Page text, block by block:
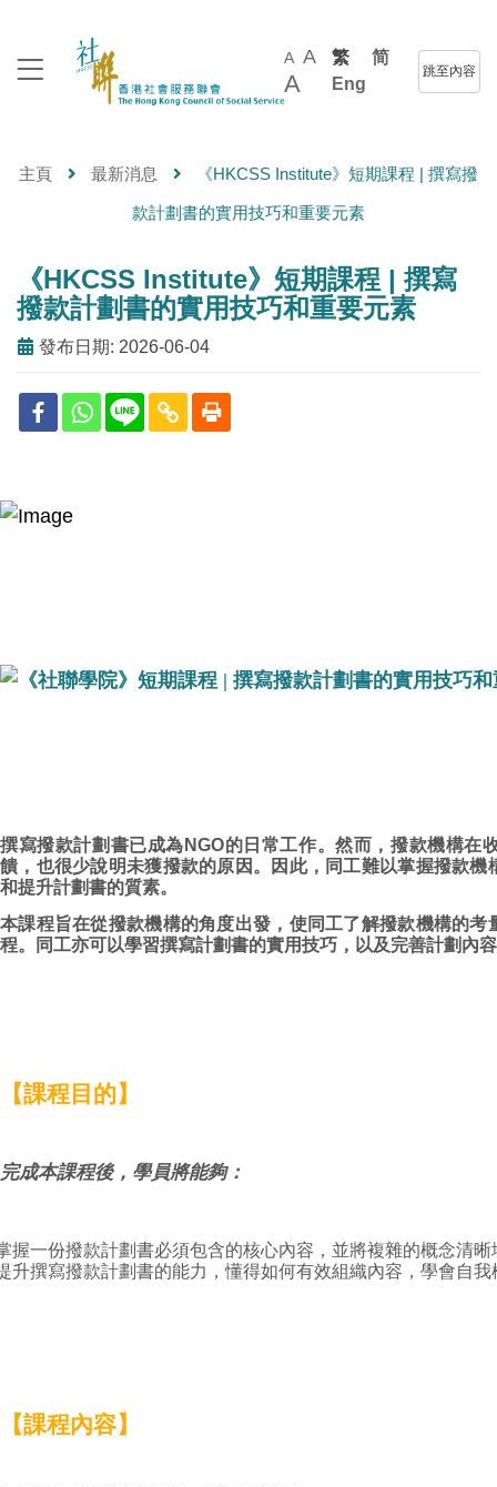
A A
A
繁
简
Eng
跳至內容
主頁 最新消息 《HKCSS Institute》短期課程 | 撰寫撥
款計劃書的實用技巧和重要元素
《HKCSS Institute》短期課程 | 撰寫
撥款計劃書的實用技巧和重要元素
發布日期: 2026-06-04
撰寫撥款計劃書已成為NGO的日常工作。然而，撥款機構在
饋，也很少說明未獲撥款的原因。因此，同工難以掌握撥款
和提升計劃書的質素。
本課程旨在從撥款機構的角度出發，使同工了解撥款機構的
程。同工亦可以學習撰寫計劃書的實用技巧，以及完善計劃內
【課程目的】
完成本課程後，學員將能夠：
握一份撥款計劃書必須包含的核心內容，並將複雜的概念清
升撰寫撥款計劃書的能力，懂得如何有效組織內容，學會自
【課程內容】